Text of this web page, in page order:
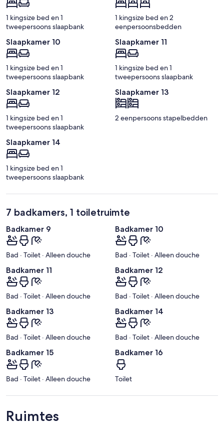
1 kingsize bed en 1
tweepersoons slaapbank
1 kingsize bed en 2
eenpersoonsbedden
Slaapkamer 10
1 kingsize bed en 1
tweepersoons slaapbank
Slaapkamer 11
1 kingsize bed en 1
tweepersoons slaapbank
Slaapkamer 12
1 kingsize bed en 1
tweepersoons slaapbank
Slaapkamer 13
2 eenpersoons stapelbedden
Slaapkamer 14
1 kingsize bed en 1
tweepersoons slaapbank
7 badkamers, 1 toiletruimte
Badkamer 9
Bad · Toilet · Alleen douche
Badkamer 10
Bad · Toilet · Alleen douche
Badkamer 11
Bad · Toilet · Alleen douche
Badkamer 12
Bad · Toilet · Alleen douche
Badkamer 13
Bad · Toilet · Alleen douche
Badkamer 14
Bad · Toilet · Alleen douche
Badkamer 15
Bad · Toilet · Alleen douche
Badkamer 16
Toilet
Ruimtes